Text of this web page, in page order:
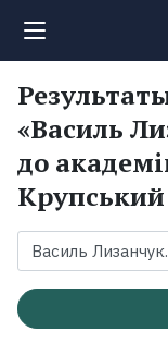
Поиск
Новости
Рейтинги
Книги
«Василь
до
Крупський